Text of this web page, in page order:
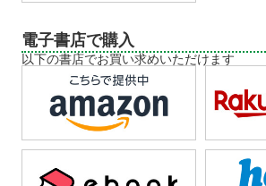
電子書店で購入
以下の書店でお買い求めいただけます